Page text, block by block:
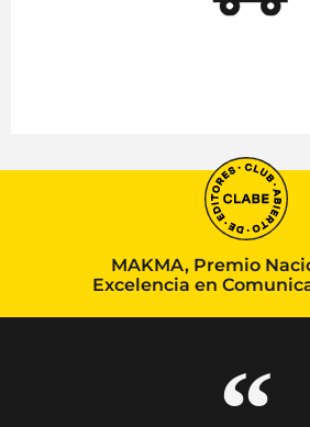
MAKMA, Premio
Excelencia en